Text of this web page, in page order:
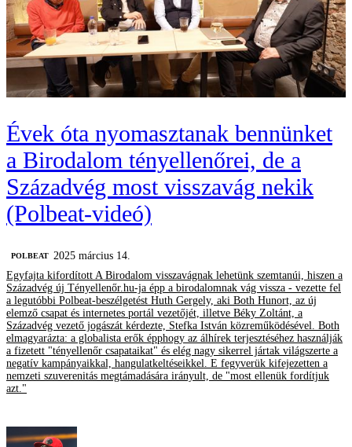
Évek óta nyomasztanak bennünket
a Birodalom tényellenőrei, de a
Századvég most visszavág nekik
(Polbeat-videó)
‎POLBEAT 2025 március 14.
Egyfajta kifordított A Birodalom visszavágnak lehetünk szemtanúi, hiszen a
Századvég új Tényellenőr.hu-ja épp a birodalomnak vág vissza - vezette fel
a legutóbbi Polbeat-beszélgetést Huth Gergely, aki Both Hunort, az új
elemző csapat és internetes portál vezetőjét, illetve Béky Zoltánt, a
Századvég vezető jogászát kérdezte, Stefka István közreműködésével. Both
elmagyarázta: a globalista erők épphogy az álhírek terjesztéséhez használják
a fizetett "tényellenőr csapataikat" és elég nagy sikerrel jártak világszerte a
negatív kampányaikkal, hangulatkeltéseikkel. E fegyverük kifejezetten a
nemzeti szuverenitás megtámadására irányult, de "most ellenük fordítjuk
azt."